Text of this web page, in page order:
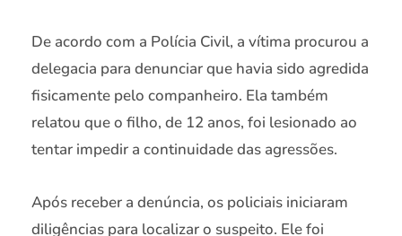
De acordo com a Polícia Civil, a vítima procurou a
delegacia para denunciar que havia sido agredida
fisicamente pelo companheiro. Ela também
relatou que o filho, de 12 anos, foi lesionado ao
tentar impedir a continuidade das agressões.
Após receber a denúncia, os policiais iniciaram
diligências para localizar o suspeito. Ele foi